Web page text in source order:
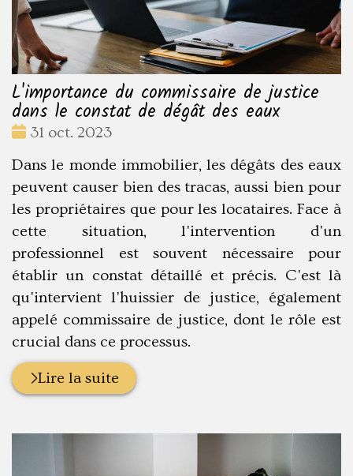
L'importance du commissaire de justice
dans le constat de dégât des eaux
Date
31 oct. 2023
Dans le monde immobilier, les dégâts des eaux
peuvent causer bien des tracas, aussi bien pour
les propriétaires que pour les locataires. Face à
cette situation, l'intervention d'un
professionnel est souvent nécessaire pour
établir un constat détaillé et précis. C'est là
qu'intervient l'huissier de justice, également
appelé commissaire de justice, dont le rôle est
crucial dans ce processus.
Lire la suite